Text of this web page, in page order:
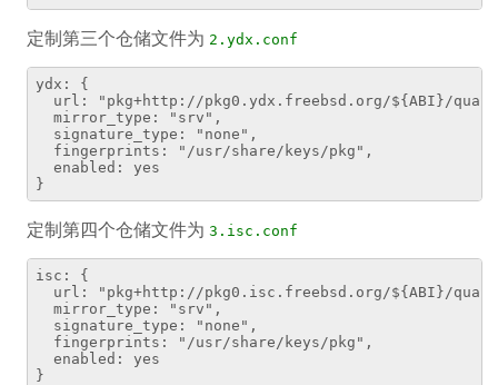
定制第三个仓储文件为 2.ydx.conf
ydx: {
url: "pkg+http://pkg0.ydx.freebsd.org/${ABI}/
  mirror_type: "srv",
  signature_type: "none",
  fingerprints: "/usr/share/keys/pkg",
  enabled: yes
定制第四个仓储文件为 3.isc.conf
isc: {
url: "pkg+http://pkg0.isc.freebsd.org/${ABI}/
  mirror_type: "srv",
  signature_type: "none",
  fingerprints: "/usr/share/keys/pkg",
  enabled: yes